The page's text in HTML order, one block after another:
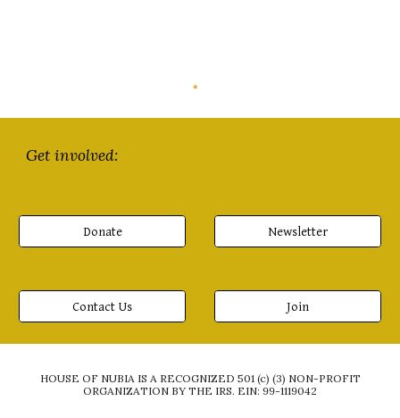
Get involved:
Donate Newsletter
Contact Us Join
HOUSE OF NUBIA IS A RECOGNIZED 501 (c) (3) NON-PROFIT
ORGANIZATION BY THE IRS. EIN: 99-1119042